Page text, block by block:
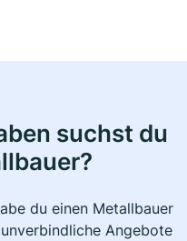
suchst du
du einen Metallbauer
Angebote